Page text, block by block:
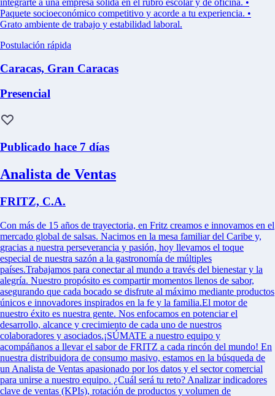
Paquete socioeconómico competitivo y acorde a tu experiencia. •
Grato ambiente de trabajo y estabilidad laboral.
Postulación rápida
Caracas, Gran Caracas
Presencial
Publicado hace 7 días
Analista de Ventas
FRITZ, C.A.
Con más de 15 años de trayectoria, en Fritz creamos e innovamos en el
mercado global de salsas. Nacimos en la mesa familiar del Caribe y,
gracias a nuestra perseverancia y pasión, hoy llevamos el toque
especial de nuestra sazón a la gastronomía de múltiples
países.Trabajamos para conectar al mundo a través del bienestar y la
alegría. Nuestro propósito es compartir momentos llenos de sabor,
asegurando que cada bocado se disfrute al máximo mediante productos
únicos e innovadores inspirados en la fe y la familia.El motor de
nuestro éxito es nuestra gente. Nos enfocamos en potenciar el
desarrollo, alcance y crecimiento de cada uno de nuestros
colaboradores y asociados.¡SÚMATE a nuestro equipo y
acompáñanos a llevar el sabor de FRITZ a cada rincón del mundo! En
nuestra distribuidora de consumo masivo, estamos en la búsqueda de
un Analista de Ventas apasionado por los datos y el sector comercial
para unirse a nuestro equipo. ¿Cuál será tu reto? Analizar indicadores
clave de ventas (KPIs), rotación de productos y volumen de